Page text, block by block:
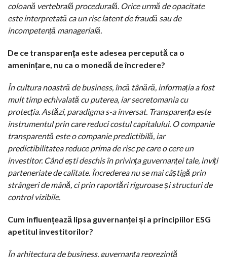
coloană vertebrală procedurală. Orice urmă de opacitate
este interpretată ca un risc latent de fraudă sau de
incompetență managerială.
De ce transparența este adesea percepută ca o
amenințare, nu ca o monedă de încredere?
În cultura noastră de business, încă tânără, informația a fost
mult timp echivalată cu puterea, iar secretomania cu
protecția. Astăzi, paradigma s-a inversat. Transparența este
instrumentul prin care reduci costul capitalului. O companie
transparentă este o companie predictibilă, iar
predictibilitatea reduce prima de risc pe care o cere un
investitor. Când ești deschis în privința guvernanței tale, inviți
parteneriate de calitate. Încrederea nu se mai câștigă prin
strângeri de mână, ci prin raportări riguroase și structuri de
control vizibile.
Cum influențează lipsa guvernanței și a principiilor ESG
apetitul investitorilor?
În arhitectura de business, guvernanța reprezintă